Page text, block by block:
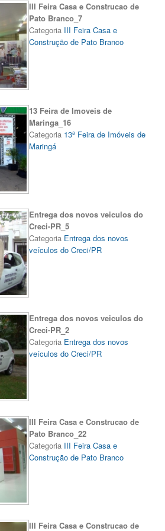
III Feira Casa e Construcao de
Pato Branco_7
Categoria III Feira Casa e
Construção de Pato Branco
13 Feira de Imoveis de
Maringa_16
Categoria 13ª Feira de Imóveis de
Maringá
Entrega dos novos veiculos do
Creci-PR_5
Categoria Entrega dos novos
veículos do Creci/PR
Entrega dos novos veiculos do
Creci-PR_2
Categoria Entrega dos novos
veículos do Creci/PR
III Feira Casa e Construcao de
Pato Branco_22
Categoria III Feira Casa e
Construção de Pato Branco
III Feira Casa e Construcao de